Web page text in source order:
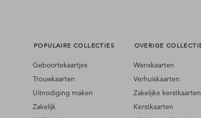
POPULAIRE COLLECTIES
Geboortekaartjes
Trouwkaarten
Uitnodiging maken
Zakelijk
OVERIGE
Wenskaarten
Verhuiskaarten
Zakelijke kerstkaarten
Kerstkaarten